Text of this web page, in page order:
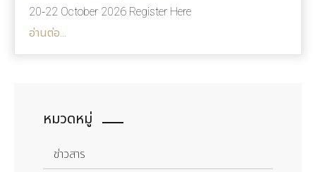
หมวดหมู่
ข่าวสาร
20-22 October 2026 Register Here
อ่านต่อ...